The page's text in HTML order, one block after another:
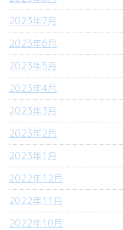
2023年7月
2023年6月
2023年5月
2023年4月
2023年3月
2023年2月
2023年1月
2022年12月
2022年11月
2022年10月